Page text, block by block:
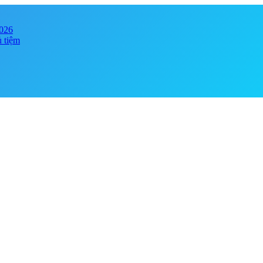
tiệm
đảm bảo chính hãng, giá tốt . Đa dạng phong phú chủng loại